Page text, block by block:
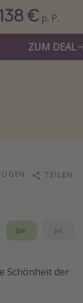
€ p. P.
ZUM DEAL
TEILEN
Jun Jul
Schönheit der